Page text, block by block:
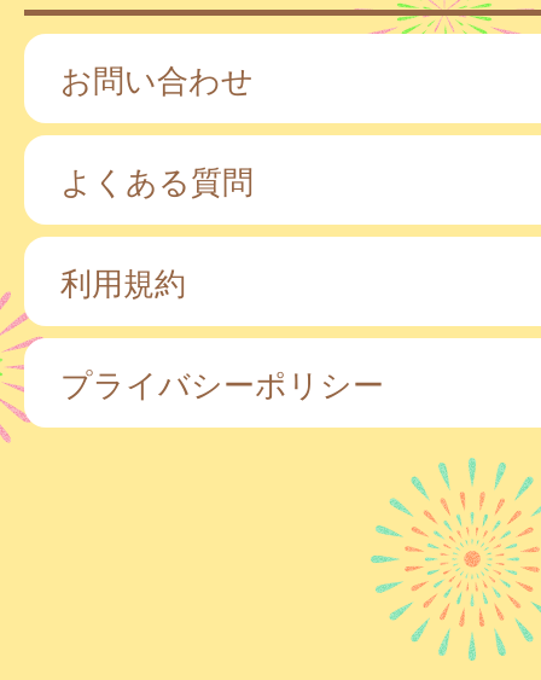
お問い合わせ
よくある質問
利用規約
プライバシーポリシー